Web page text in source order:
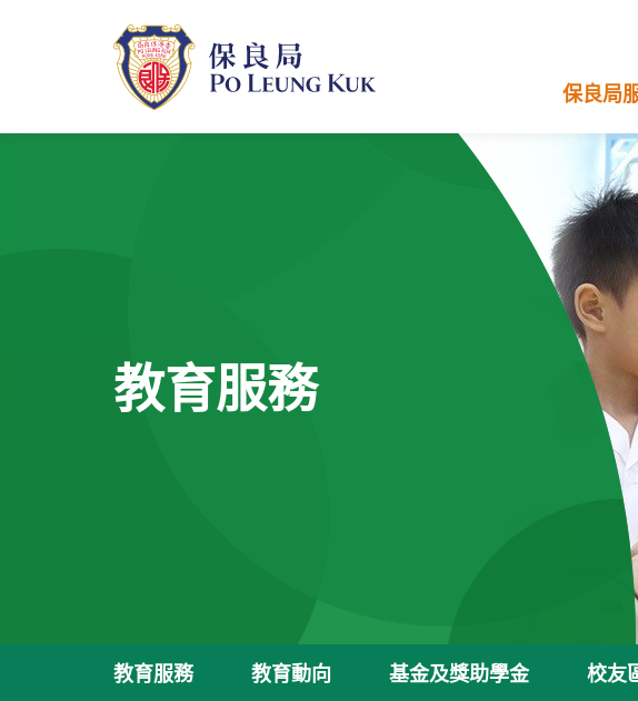
保良局
教育服務
教育服務 教育動向 基金及獎助學金 校友